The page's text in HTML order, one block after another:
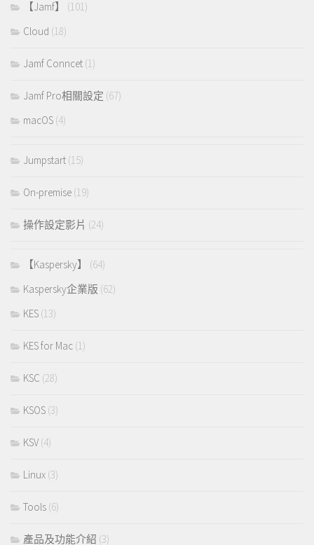
【Jamf】
(101)
Cloud (18)
Jamf Conncet (1)
Jamf Pro相關設定 (67)
macOS (4)
Jumpstart (15)
On-premise (19)
操作設定影片 (24)
【Kaspersky】
(64)
Kaspersky企業版 (62)
KES (13)
KES for Mac (1)
KSC (28)
KSOS (3)
KSV (4)
Linux (3)
Tools (6)
產品及功能介紹 (3)